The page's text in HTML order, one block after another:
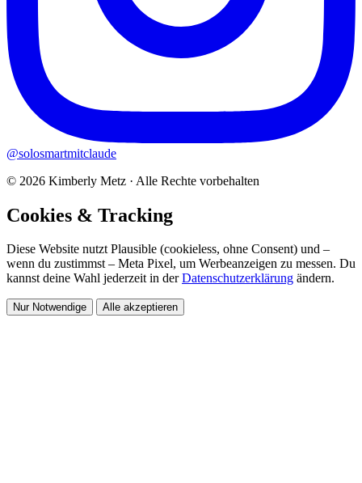
@solosmartmitclaude
© 2026 Kimberly Metz · Alle Rechte vorbehalten
Cookies & Tracking
Diese Website nutzt Plausible (cookieless, ohne Consent) und –
wenn du zustimmst – Meta Pixel, um Werbeanzeigen zu messen. Du
kannst deine Wahl jederzeit in derDatenschutzerklärung ändern.
Nur Notwendige Alle akzeptieren